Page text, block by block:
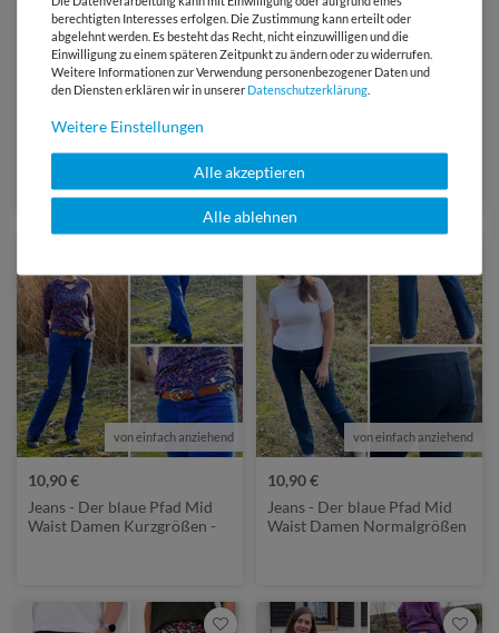
von La Bavarese
Hose - Sunday Jogger -
Schnittmuster eBook
von La Bavarese
Schnittmuster eBook
von einfach anziehend
10,90 €
Jeans - Der blaue Pfad Mid
Waist Damen Kurzgrößen -
von einfach anziehend
10,90 €
Jeans - Der blaue Pfad Mid
Waist Damen Normalgrößen
berechtigten Interesses erfolgen. Die Zustimmung kann erteilt oder
abgelehnt werden. Es besteht das Recht, nicht einzuwilligen und die
Einwilligung zu einem späteren Zeitpunkt zu ändern oder zu widerrufen.
Weitere Informationen zur Verwendung personenbezogener Daten und
den Diensten erklären wir in unserer Daten­schutz­erklärung
Weitere Einstellungen
Alle akzeptieren
Alle ablehnen